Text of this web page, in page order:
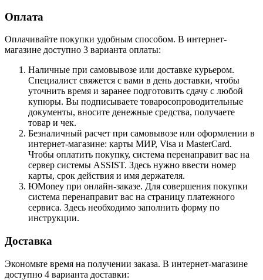
Оплата
Оплачивайте покупки удобным способом. В интернет-
магазине доступно 3 варианта оплаты:
Наличные при самовывозе или доставке курьером.
Специалист свяжется с вами в день доставки, чтобы
уточнить время и заранее подготовить сдачу с любой
купюры. Вы подписываете товаросопроводительные
документы, вносите денежные средства, получаете
товар и чек.
Безналичный расчет при самовывозе или оформлении в
интернет-магазине: карты МИР, Visa и MasterCard.
Чтобы оплатить покупку, система перенаправит вас на
сервер системы ASSIST. Здесь нужно ввести номер
карты, срок действия и имя держателя.
ЮMoney при онлайн-заказе. Для совершения покупки
система перенаправит вас на страницу платежного
сервиса. Здесь необходимо заполнить форму по
инструкции.
Доставка
Экономьте время на получении заказа. В интернет-магазине
доступно 4 варианта доставки: